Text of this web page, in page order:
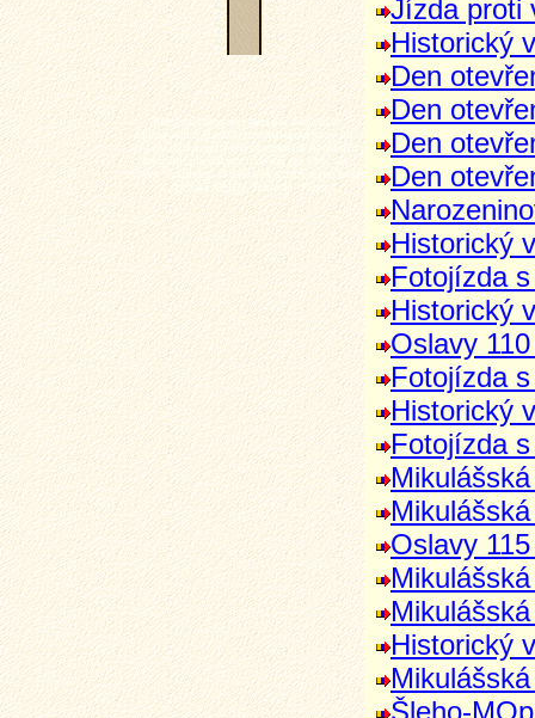
Plzeňské tramvaje - aktuální události a
zajímavosti z plzeňského tramvajové provozu,
popisy typů vozů a zejména mnoho aktuálních
fotografií plzeňských tramvají (nechybí ani
výluky, vykolejení či povodně a další zajímavotsi
z plzeňské MHD). Tramvaj - Plzeň.
Jízda proti
Historický
Den
Den
Den
Den
Historický
Fotojízda
Historický
Oslavy
Fotojízda
Historický
Fotojízda
Oslavy
Historický
Šleho-